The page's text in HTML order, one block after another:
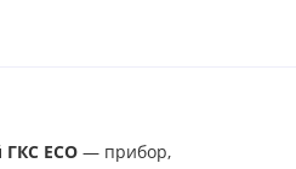
ECO — прибор,